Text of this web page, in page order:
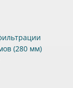
(280 мм)